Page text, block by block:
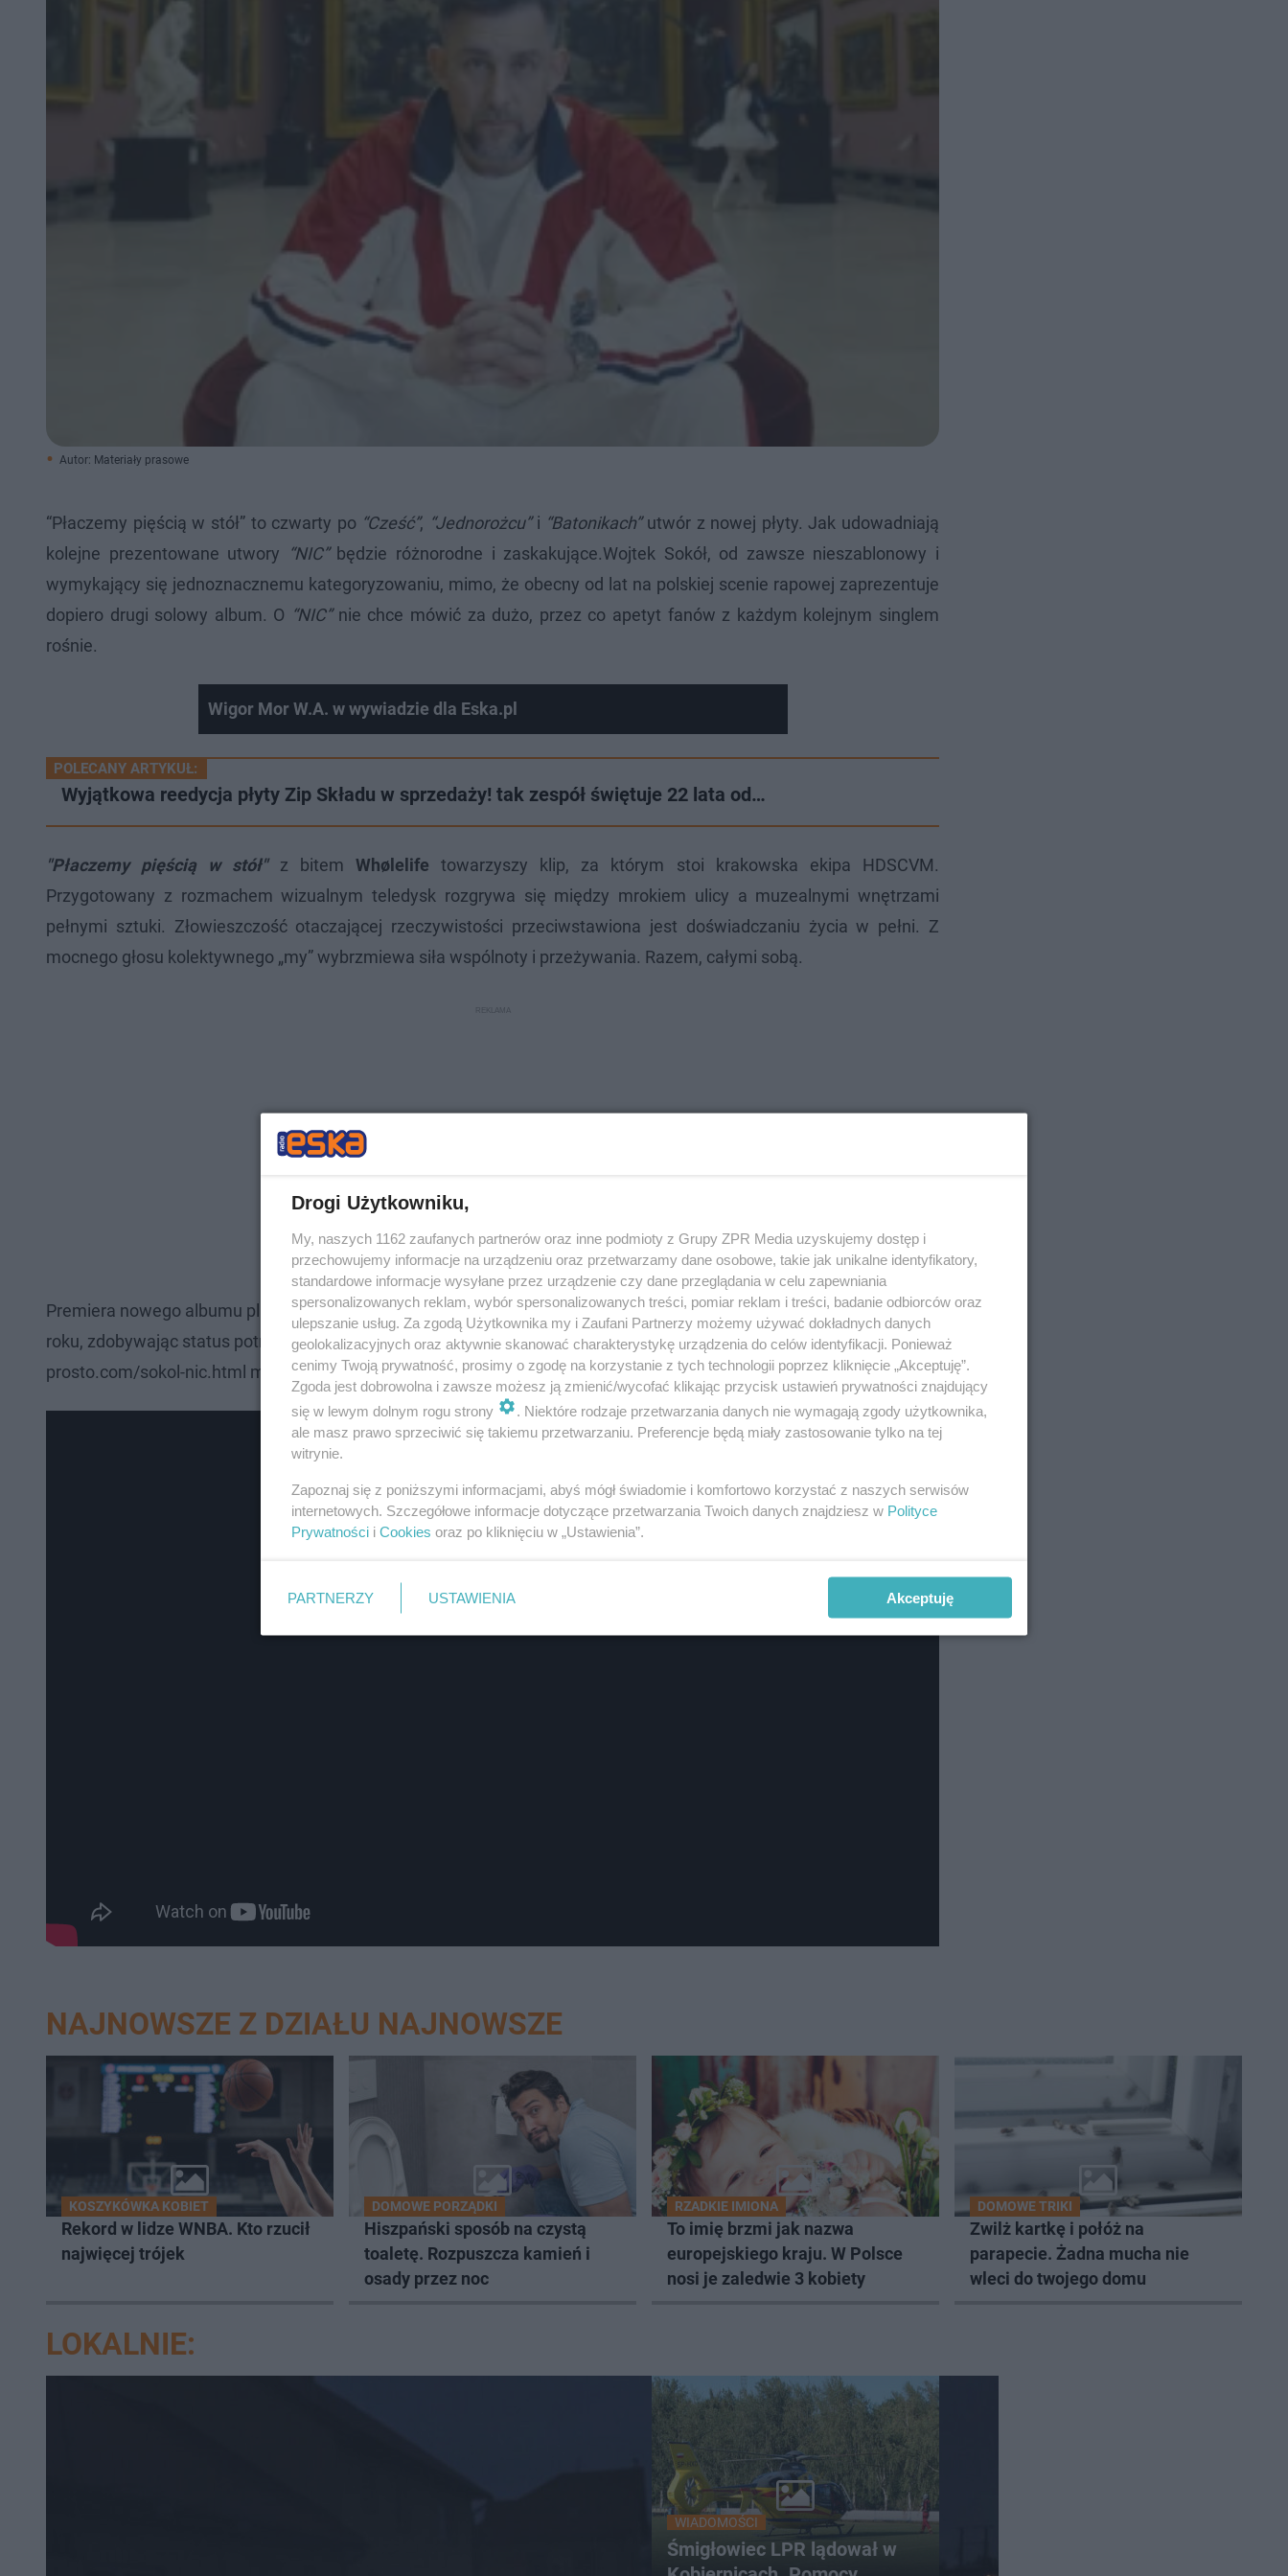
Autor: Materiały prasowe
“Płaczemy pięścią w stół” to czwarty po “Cześć”, “Jednorożcu”i “Batonikach”utwór z nowej płyty. Jak udowadniają
kolejne prezentowane utwory “NIC”będzie różnorodne i zaskakujące.Wojtek Sokół, od zawsze nieszablonowy i
wymykający się jednoznacznemu kategoryzowaniu, mimo, że obecny od lat na polskiej scenie rapowej zaprezentuje
dopiero drugi solowy album. O “NIC”nie chce mówić za dużo, przez co apetyt fanów z każdym kolejnym singlem
rośnie.
Wigor Mor W.A. w wywiadzie dla Eska.pl
POLECANY ARTYKUŁ:
Wyjątkowa reedycja płyty Zip Składu w sprzedaży! tak zespół świętuje 22 lata od…
"Płaczemy pięścią w stół" z bitem Whølelife towarzyszy klip, za którym stoi krakowska ekipa HDSCVM.
Przygotowany z rozmachem wizualnym teledysk rozgrywa się między mrokiem ulicy a muzealnymi wnętrzami
pełnymi sztuki. Złowieszczość otaczającej rzeczywistości przeciwstawiona jest doświadczaniu życia w pełni. Z
mocnego głosu kolektywnego „my” wybrzmiewa siła wspólnoty i przeżywania. Razem, całymi sobą.
Premiera nowego albumu planowana jest na 12 listopada. Debiut Sokoła z 2019 roku był wydarzeniem muzycznym
roku, zdobywając status potrójnej platynowej płyty, a łącznie z singlami – aż 17 platynowych płyt. Na stronie
prosto.com/sokol-nic.html można zamawiać płytę w dwóch wersjach w preorderze.
NAJNOWSZE Z DZIAŁU NAJNOWSZE
KOSZYKÓWKA KOBIET
Rekord w lidze WNBA. Kto rzucił
najwięcej trójek
DOMOWE PORZĄDKI
Hiszpański sposób na czystą
toaletę. Rozpuszcza kamień i
osady przez noc
RZADKIE IMIONA
To imię brzmi jak nazwa
europejskiego kraju. W Polsce
nosi je zaledwie 3 kobiety
DOMOWE TRIKI
Zwilż kartkę i połóż na
parapecie. Żadna mucha nie
wleci do twojego domu
LOKALNIE:
WIADOMOŚCI
Śmigłowiec LPR lądował w
Drogi Użytkowniku,
My, naszych 1162 zaufanych partnerów oraz inne podmioty z Grupy ZPR Media uzyskujemy dostęp i
przechowujemy informacje na urządzeniu oraz przetwarzamy dane osobowe, takie jak unikalne identyfikatory,
standardowe informacje wysyłane przez urządzenie czy dane przeglądania w celu zapewniania
spersonalizowanych reklam, wybór spersonalizowanych treści, pomiar reklam i treści, badanie odbiorców oraz
ulepszanie usług. Za zgodą Użytkownika my i Zaufani Partnerzy możemy używać dokładnych danych
geolokalizacyjnych oraz aktywnie skanować charakterystykę urządzenia do celów identyfikacji. Ponieważ
cenimy Twoją prywatność, prosimy o zgodę na korzystanie z tych technologii poprzez kliknięcie „Akceptuję”.
Zgoda jest dobrowolna i zawsze możesz ją zmienić/wycofać klikając przycisk ustawień prywatności znajdujący
się w lewym dolnym rogu strony
. Niektóre rodzaje przetwarzania danych nie wymagają zgody użytkownika,
ale masz prawo sprzeciwić się takiemu przetwarzaniu. Preferencje będą miały zastosowanie tylko na tej
witrynie.
Zapoznaj się z poniższymi informacjami, abyś mógł świadomie i komfortowo korzystać z naszych serwisów
internetowych. Szczegółowe informacje dotyczące przetwarzania Twoich danych znajdziesz w Polityce
Prywatności i Cookies oraz po kliknięciu w „Ustawienia”.
PARTNERZY USTAWIENIA Akceptuję